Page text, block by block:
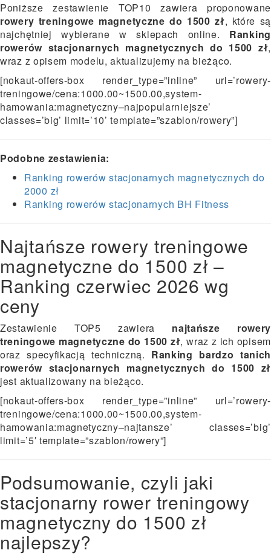
Poniższe zestawienie TOP10 zawiera proponowane
rowery treningowe magnetyczne do 1500 zł, które są
najchętniej wybierane w sklepach online. Ranking
rowerów stacjonarnych magnetycznych do 1500 zł,
wraz z opisem modelu, aktualizujemy na bieżąco.
[nokaut-offers-box render_type=”inline” url=’rowery-
treningowe/cena:1000.00~1500.00,system-
hamowania:magnetyczny–najpopularniejsze’
classes=’big’ limit=’10’ template=”szablon/rowery”]
Podobne zestawienia:
Ranking rowerów stacjonarnych magnetycznych do
2000 zł
Ranking rowerów stacjonarnych BH Fitness
Najtańsze rowery treningowe
magnetyczne do 1500 zł –
Ranking czerwiec 2026 wg
ceny
Zestawienie TOP5 zawiera najtańsze rowery
treningowe magnetyczne do 1500 zł, wraz z ich opisem
oraz specyfikacją techniczną. Ranking bardzo tanich
rowerów stacjonarnych magnetycznych do 1500 zł
jest aktualizowany na bieżąco.
[nokaut-offers-box render_type=”inline” url=’rowery-
treningowe/cena:1000.00~1500.00,system-
hamowania:magnetyczny–najtansze’ classes=’big’
limit=’5′ template=”szablon/rowery”]
Podsumowanie, czyli jaki
stacjonarny rower treningowy
magnetyczny do 1500 zł
najlepszy?